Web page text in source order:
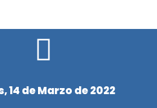
14 de Marzo de 2022